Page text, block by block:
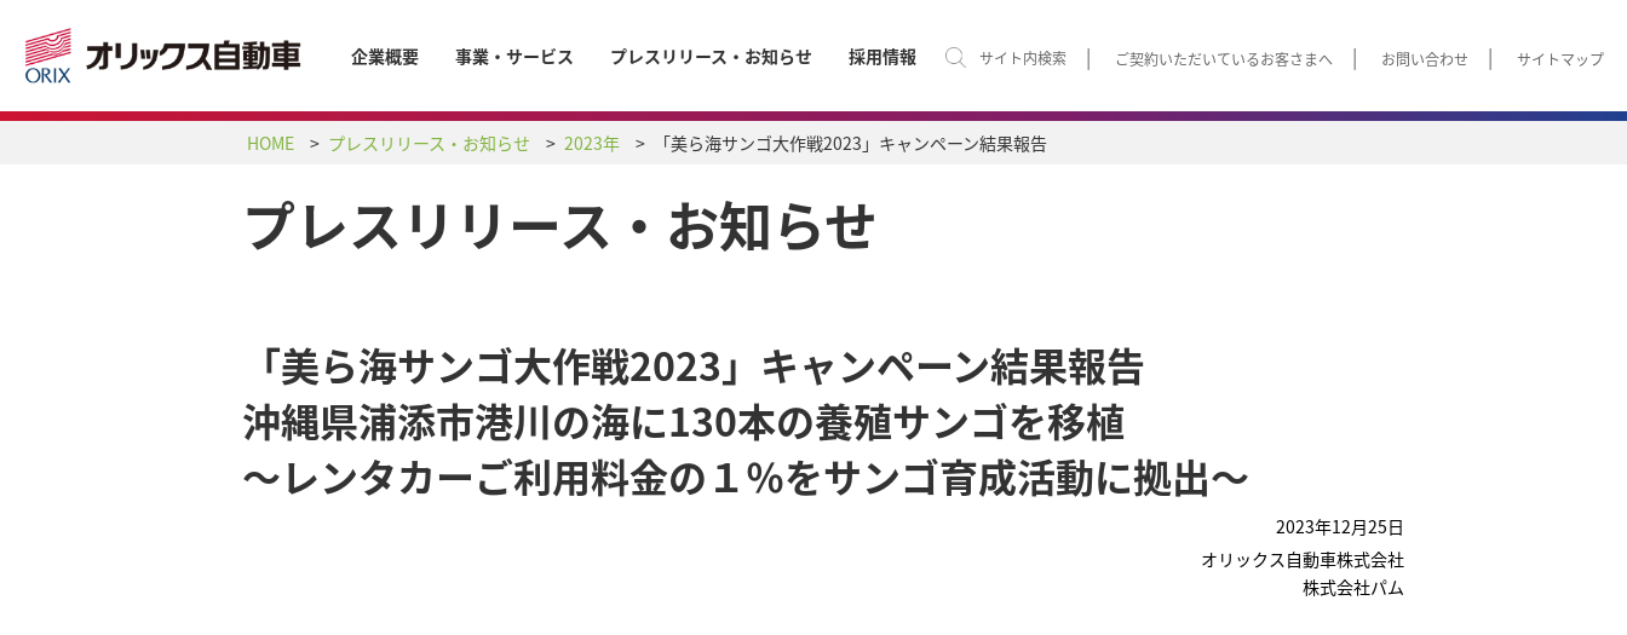
企業概要 事業・サービス プレスリリース・お知らせ 採用情報 サイト内検索 ご契約いただいているお客さまへ お問い合わせ サイトマップ
HOME プレスリリース・お知らせ 2023年 「美ら海サンゴ大作戦2023」キャンペーン結果報告
プレスリリース・お知らせ
「美ら海サンゴ大作戦2023」キャンペーン結果報告
沖縄県浦添市港川の海に130本の養殖サンゴを移植
～レンタカーご利用料金の１％をサンゴ育成活動に拠出～
2023年12月25日
オリックス自動車株式会社
株式会社パム